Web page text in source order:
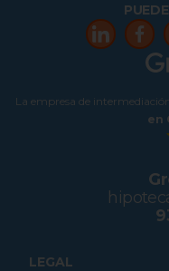
LEGAL
La empresa de
en